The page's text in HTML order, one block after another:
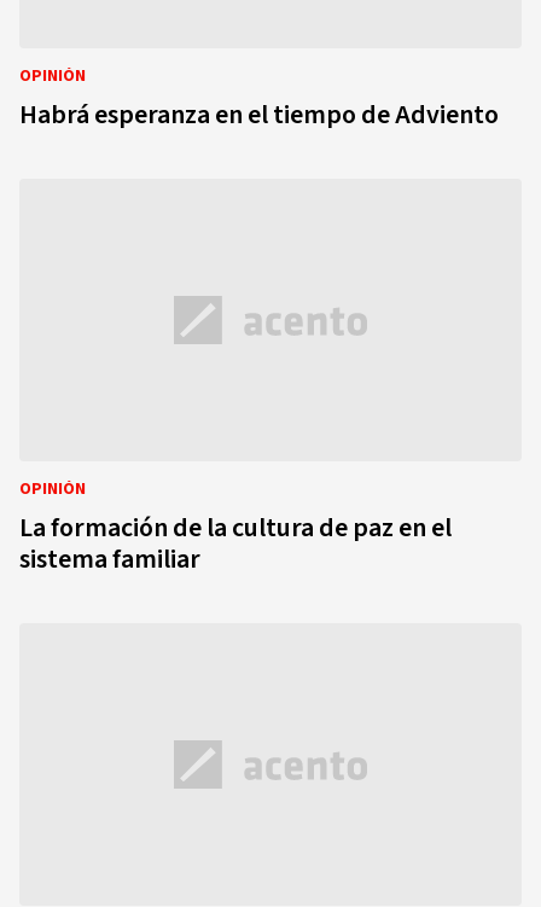
OPINIÓN
Habrá esperanza en el tiempo de Adviento
OPINIÓN
La formación de la cultura de paz en el
sistema familiar